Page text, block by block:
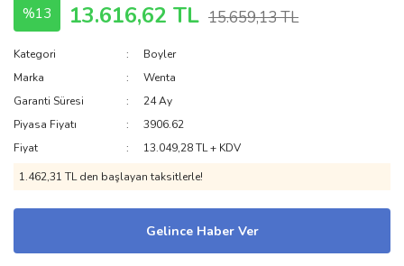
%13 13.616,62 TL 15.659,13 TL
Kategori
Boyler
Marka
Wenta
Garanti Süresi
24 Ay
Piyasa Fiyatı
3906.62
Fiyat
13.049,28 TL + KDV
1.462,31 TL den başlayan taksitlerle!
Gelince Haber Ver